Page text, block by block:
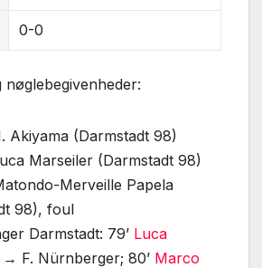
0-0
Akiyama (Darmstadt 98)
Marseiler (Darmstadt 98)
Merveille Papela
98), foul
Darmstadt: 79’ Luca
→ F. Nürnberger; 80’ Marco